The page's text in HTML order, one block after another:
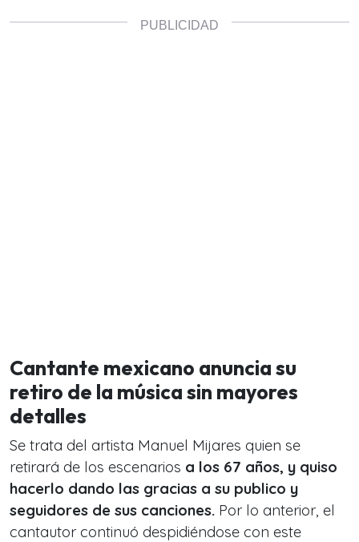
Cantante mexicano anuncia su
retiro de la música sin mayores
detalles
Se trata del artista Manuel Mijares quien se
retirará de los escenarios a los 67 años, y quiso
hacerlo dando las gracias a su publico y
seguidores de sus canciones. Por lo anterior, el
cantautor continuó despidiéndose con este